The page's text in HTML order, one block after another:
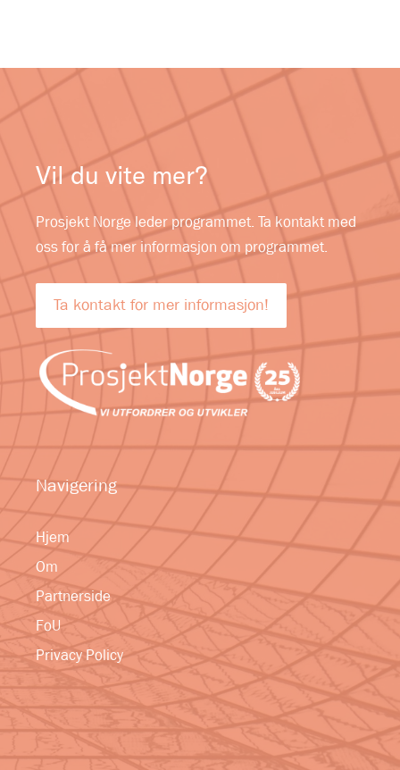
Vil du vite mer?
Prosjekt Norge leder programmet. Ta kontakt med
oss for å få mer informasjon om programmet.
Ta kontakt for mer informasjon!
Navigering
Hjem
Om
Partnerside
FoU
Privacy Policy